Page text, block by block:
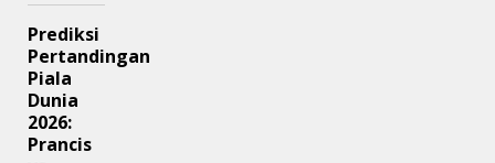
Prediksi
Pertandingan
Piala
Dunia
2026:
Prancis